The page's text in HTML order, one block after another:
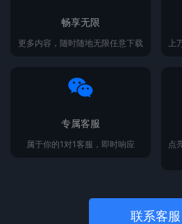
畅享无限
更多内容，随时随地无限任意下载 上
专属客服
属于你的1对1客服，即时响应
点
联系客服